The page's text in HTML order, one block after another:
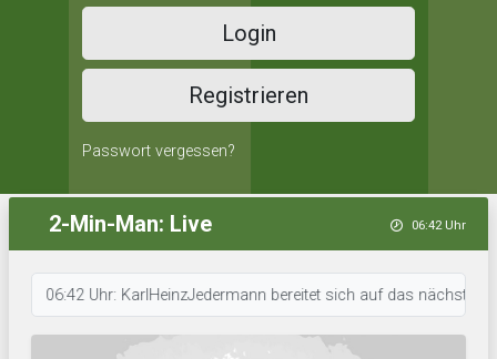
Login
Registrieren
Passwort vergessen?
2-Min-Man: Live 06:42 Uhr
06:42 Uhr: KarlHeinzJedermann bereitet sich auf das nächste